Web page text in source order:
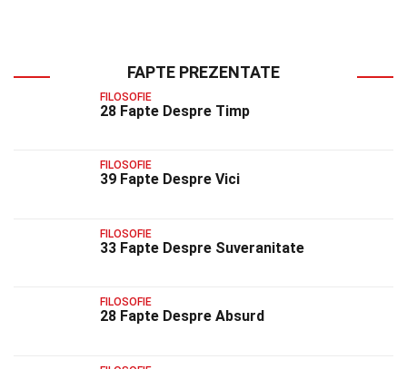
FAPTE PREZENTATE
FILOSOFIE
28 Fapte Despre Timp
FILOSOFIE
39 Fapte Despre Vici
FILOSOFIE
33 Fapte Despre Suveranitate
FILOSOFIE
28 Fapte Despre Absurd